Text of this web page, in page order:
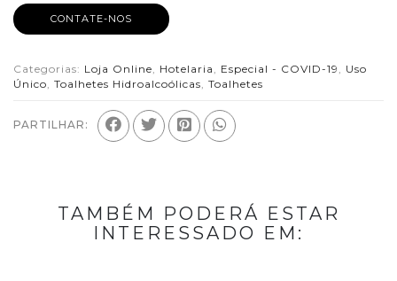
CONTATE-NOS
Categorias: Loja Online Hotelaria Especial - COVID-19
Uso
Único Toalhetes Hidroalcoólicas Toalhetes
PARTILHAR:
TAMBÉM PODERÁ ESTAR
INTERESSADO EM: